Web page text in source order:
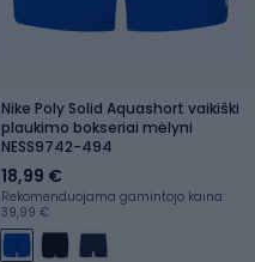
Nike Poly Solid Aquashort vaikiški
plaukimo bokseriai mėlyni
NESS9742-494
18,99 €
Rekomenduojama gamintojo kaina:
39,99 €